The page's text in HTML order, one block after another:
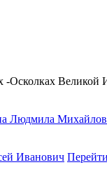
-Осколках Великой
Людмила
Иванович